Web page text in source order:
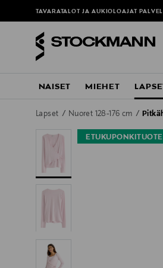
TAVARATALOT JA AUKIOLOAJAT
NAISET MIEHET
Lapset Nuoret 128-176 cm
ETUKUPONKITUOTE